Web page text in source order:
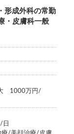
形成外科の常勤
・皮膚科一般
1000万円/
日